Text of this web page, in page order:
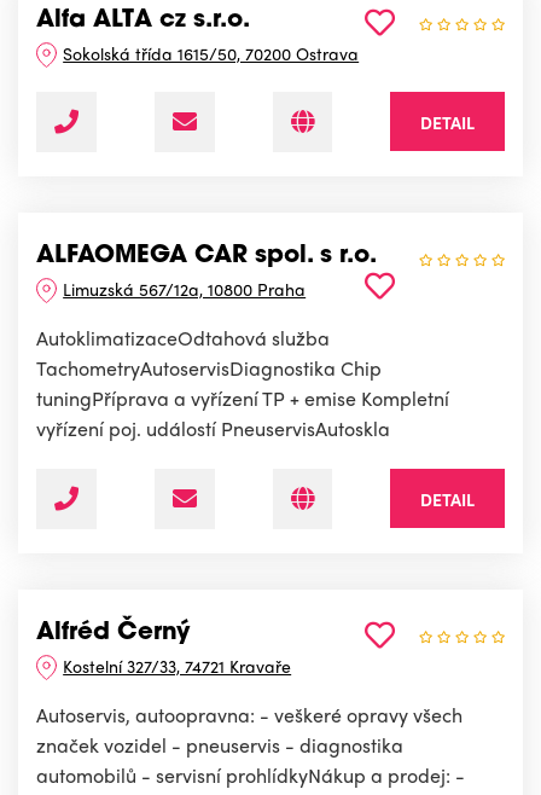
Alfa ALTA cz s.r.o.
Sokolská třída 1615/50, 70200 Ostrava
DETAIL
ALFAOMEGA CAR spol. s r.o.
Limuzská 567/12a, 10800 Praha
AutoklimatizaceOdtahová služba
TachometryAutoservisDiagnostika Chip
tuningPříprava a vyřízení TP + emise Kompletní
vyřízení poj. událostí PneuservisAutoskla
DETAIL
Alfréd Černý
Kostelní 327/33, 74721 Kravaře
Autoservis, autoopravna: - veškeré opravy všech
značek vozidel - pneuservis - diagnostika
automobilů - servisní prohlídkyNákup a prodej: -